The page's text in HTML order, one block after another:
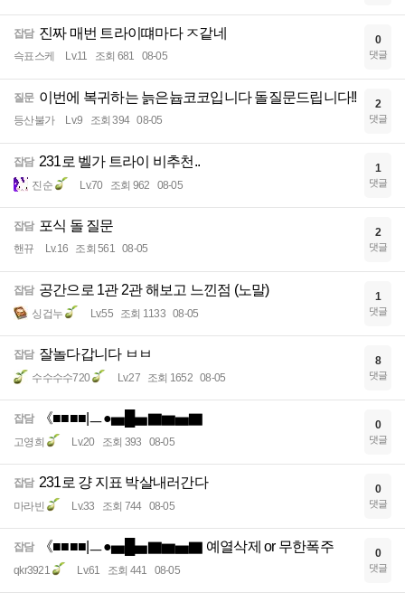
잡담 진짜 매번 트라이떄마다 ㅈ같네
슥표스케 Lv.11 조회 681 08-05
0
댓글
질문 이번에 복귀하는 늙은늅코코입니다 돌질문드립니다!!
등산불가 Lv.9 조회 394 08-05
2
댓글
잡담 231로 벨가 트라이 비추천..
진순 Lv.70 조회 962 08-05
1
댓글
잡담 포식 돌 질문
핸뀨 Lv.16 조회 561 08-05
2
댓글
잡담 공간으로 1관 2관 해보고 느낀점 (노말)
싱겁누 Lv.55 조회 1133 08-05
1
댓글
잡담 잘놀다갑니다 ㅂㅂ
수수수수720 Lv.27 조회 1652 08-05
8
댓글
잡담 《■■■■|ㅡ●▅█▅▇▆▅▇
고영희 Lv.20 조회 393 08-05
0
댓글
잡담 231로 걍 지표 박살내러간다
마라빈 Lv.33 조회 744 08-05
0
댓글
잡담 《■■■■|ㅡ●▅█▅▇▆▅▇ 예열삭제 or 무한폭주
qkr3921 Lv.61 조회 441 08-05
0
댓글